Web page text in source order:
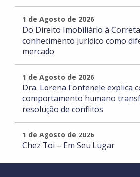
1 de Agosto de 2026
Do Direito Imobiliário à
conhecimento jurídico como
mercado
1 de Agosto de 2026
Dra. Lorena Fontenele explica
comportamento humano
resolução de conflitos
1 de Agosto de 2026
Chez Toi – Em Seu Lugar